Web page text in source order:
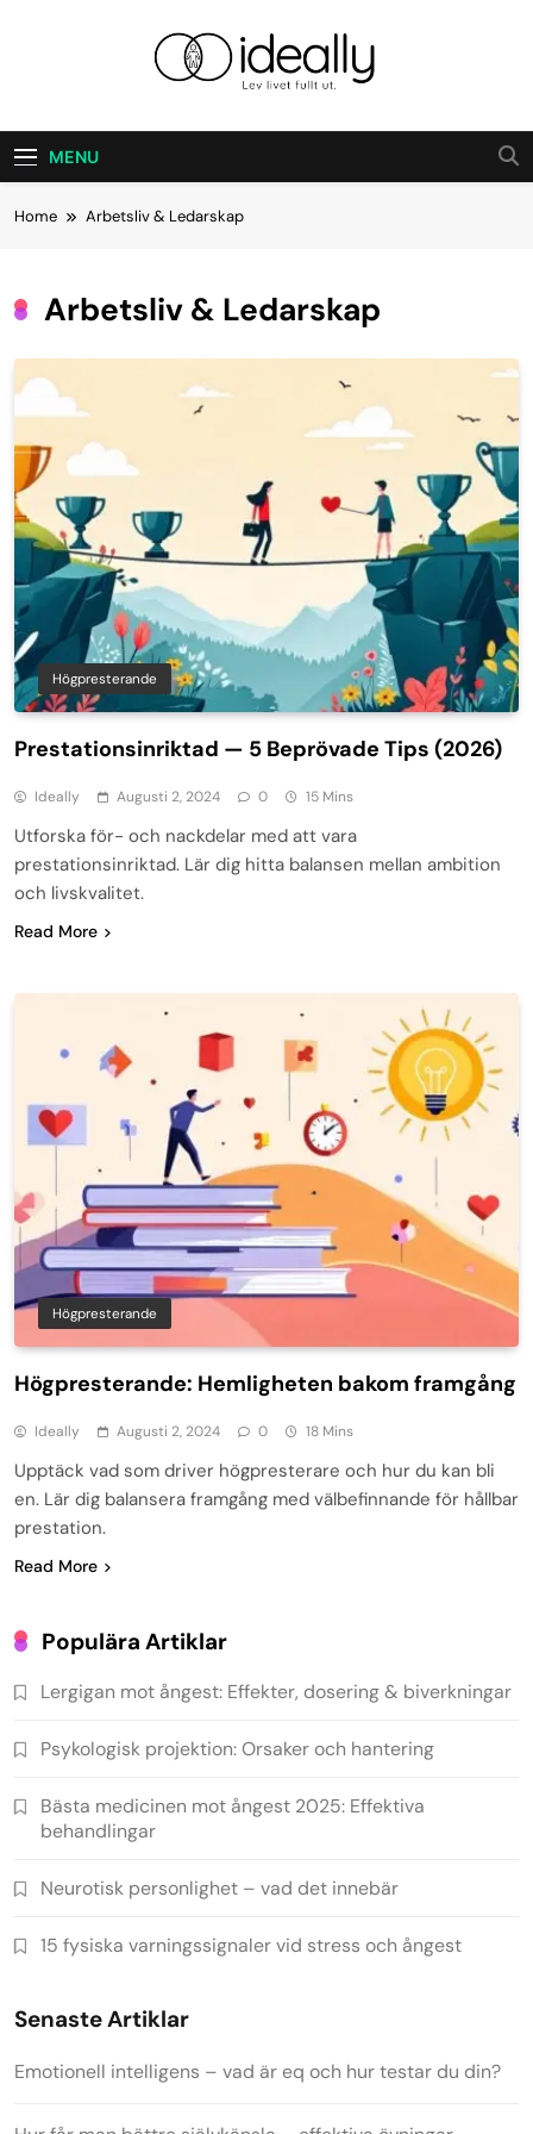
Ideally
MENU
Home Arbetsliv & Ledarskap
Arbetsliv & Ledarskap
Högpresterande
Prestationsinriktad — 5 Beprövade Tips (2026)
Ideally Augusti 2, 2024 0 15 Mins
Utforska för- och nackdelar med att vara
prestationsinriktad. Lär dig hitta balansen mellan ambition
och livskvalitet.
Read More
Högpresterande
Högpresterande: Hemligheten bakom framgång
Ideally Augusti 2, 2024 0 18 Mins
Upptäck vad som driver högpresterare och hur du kan bli
en. Lär dig balansera framgång med välbefinnande för hållbar
prestation.
Read More
Populära Artiklar
Lergigan mot ångest: Effekter, dosering & biverkningar
Psykologisk projektion: Orsaker och hantering
Bästa medicinen mot ångest 2025: Effektiva
behandlingar
Neurotisk personlighet – vad det innebär
15 fysiska varningssignaler vid stress och ångest
Senaste Artiklar
Emotionell intelligens – vad är eq och hur testar du din?